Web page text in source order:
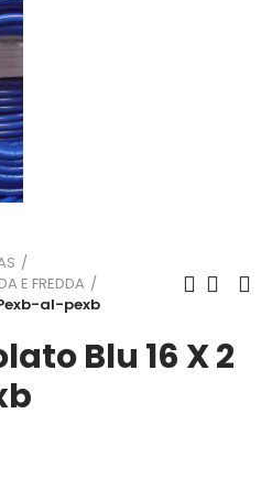
E FREDDA
al-pexb
Blu 16 X 2